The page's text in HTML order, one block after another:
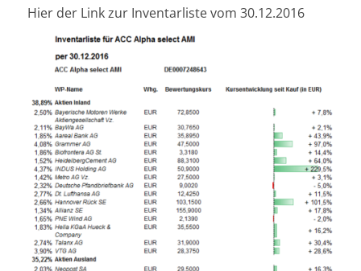
Hier der Link zur Inventarliste vom 30.12.2016